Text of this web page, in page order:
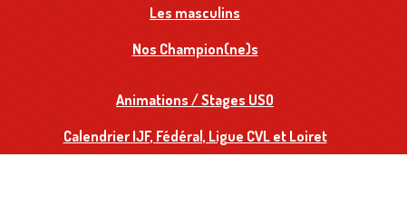
Les masculins
Nos Champion(ne)s
Animations / Stages USO
Calendrier IJF, Fédéral, Ligue CVL et Loiret